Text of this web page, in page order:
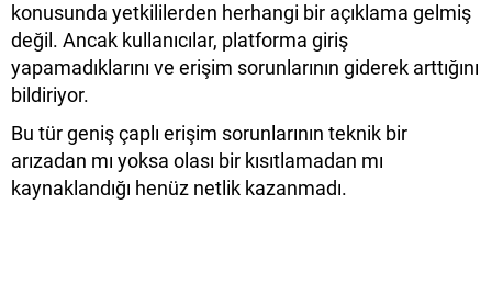
konusunda yetkililerden herhangi bir açıklama gelmiş
değil. Ancak kullanıcılar, platforma giriş
yapamadıklarını ve erişim sorunlarının giderek arttığını
bildiriyor.
Bu tür geniş çaplı erişim sorunlarının teknik bir
arızadan mı yoksa olası bir kısıtlamadan mı
kaynaklandığı henüz netlik kazanmadı.